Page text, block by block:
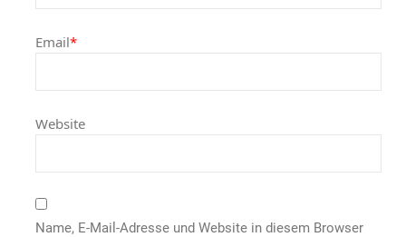
Email*
Website
Name, E-Mail-Adresse und Website in diesem Browser